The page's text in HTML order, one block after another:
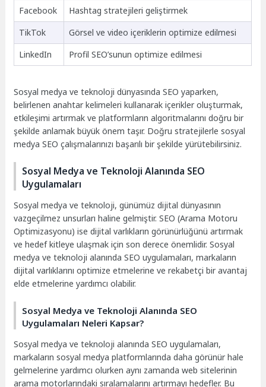
Facebook
Hashtag stratejileri geliştirmek
TikTok
Görsel ve video içeriklerin optimize edilmesi
LinkedIn
Profil SEO’sunun optimize edilmesi
Sosyal medya ve teknoloji dünyasında SEO yaparken,
belirlenen anahtar kelimeleri kullanarak içerikler oluşturmak,
etkileşimi artırmak ve platformların algoritmalarını doğru bir
şekilde anlamak büyük önem taşır. Doğru stratejilerle sosyal
medya SEO çalışmalarınızı başarılı bir şekilde yürütebilirsiniz.
Sosyal Medya ve Teknoloji Alanında SEO
Uygulamaları
Sosyal medya ve teknoloji, günümüz dijital dünyasının
vazgeçilmez unsurları haline gelmiştir. SEO (Arama Motoru
Optimizasyonu) ise dijital varlıkların görünürlüğünü artırmak
ve hedef kitleye ulaşmak için son derece önemlidir. Sosyal
medya ve teknoloji alanında SEO uygulamaları, markaların
dijital varlıklarını optimize etmelerine ve rekabetçi bir avantaj
elde etmelerine yardımcı olabilir.
Sosyal Medya ve Teknoloji Alanında SEO
Uygulamaları Neleri Kapsar?
Sosyal medya ve teknoloji alanında SEO uygulamaları,
markaların sosyal medya platformlarında daha görünür hale
gelmelerine yardımcı olurken aynı zamanda web sitelerinin
arama motorlarındaki sıralamalarını artırmayı hedefler. Bu